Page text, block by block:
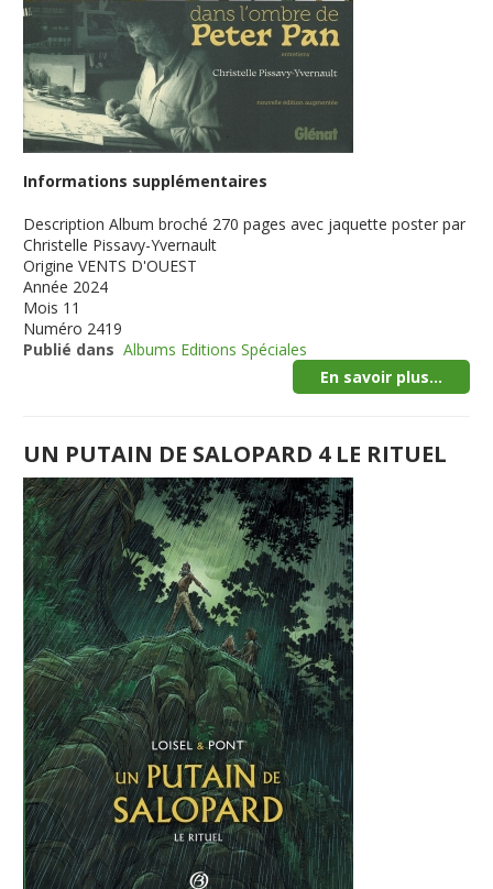
Informations supplémentaires
Description Album broché 270 pages avec jaquette poster par
Christelle Pissavy-Yvernault
Origine VENTS D'OUEST
Année 2024
Mois 11
Numéro 2419
Publié dans Albums Editions Spéciales
En savoir plus...
UN PUTAIN DE SALOPARD 4 LE RITUEL